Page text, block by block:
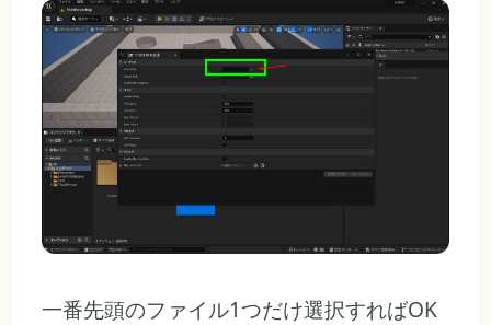
一番先頭のファイル1つだけ選択すればOK